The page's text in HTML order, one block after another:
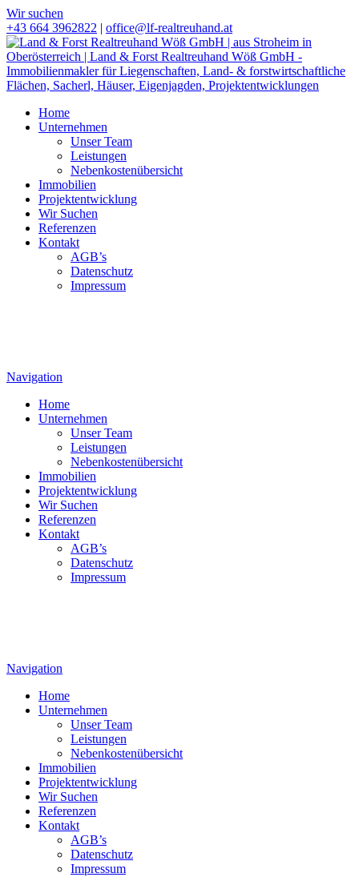
Wir suchen
+43 664 3962822 | office@lf-realtreuhand.at
Home
Unternehmen
Unser Team
Leistungen
Nebenkostenübersicht
Immobilien
Projektentwicklung
Wir Suchen
Referenzen
Kontakt
AGB’s
Datenschutz
Impressum
Navigation
Home
Unternehmen
Unser Team
Leistungen
Nebenkostenübersicht
Immobilien
Projektentwicklung
Wir Suchen
Referenzen
Kontakt
AGB’s
Datenschutz
Impressum
Navigation
Home
Unternehmen
Unser Team
Leistungen
Nebenkostenübersicht
Immobilien
Projektentwicklung
Wir Suchen
Referenzen
Kontakt
AGB’s
Datenschutz
Impressum